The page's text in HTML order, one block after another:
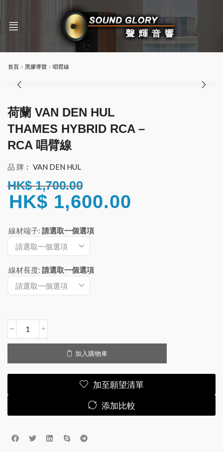
首頁 黑膠導覽 唱臂線
荷蘭 VAN DEN HUL
THAMES HYBRID RCA –
RCA 唱臂線
品 牌︰ VAN DEN HUL
HK$1,700.00
HK$ 1,600.00
線材端子: 請選取一個選項
線材長度: 請選取一個選項
加入購物車
加至願望清單
添加比較